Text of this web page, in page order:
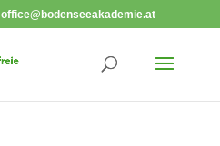
office@bodenseeakademie.at